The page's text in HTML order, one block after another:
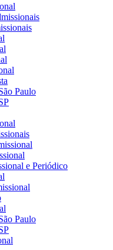
Paulo
e Periódico
Paulo